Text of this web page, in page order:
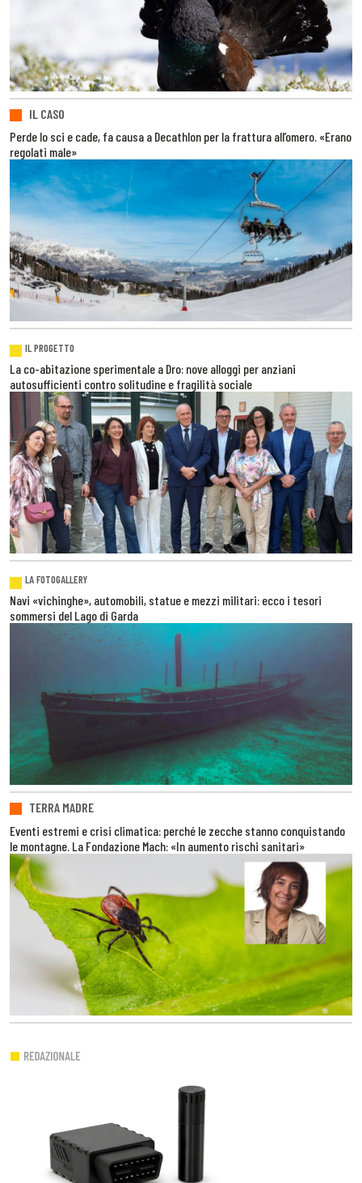
IL CASO
Perde lo sci e cade, fa causa a Decathlon per la frattura all’omero. «Erano
regolati male»
IL PROGETTO
La co-abitazione sperimentale a Dro: nove alloggi per anziani
autosufficienti contro solitudine e fragilità sociale
LA FOTOGALLERY
Navi «vichinghe», automobili, statue e mezzi militari: ecco i tesori
sommersi del Lago di Garda
TERRA MADRE
Eventi estremi e crisi climatica: perché le zecche stanno conquistando
le montagne. La Fondazione Mach: «In aumento rischi sanitari»